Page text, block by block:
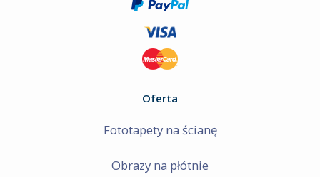
Oferta
Fototapety na ścianę
Obrazy na płótnie